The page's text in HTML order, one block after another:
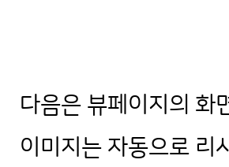
다음은 뷰페이지의 화
이미지는 자동으로 리